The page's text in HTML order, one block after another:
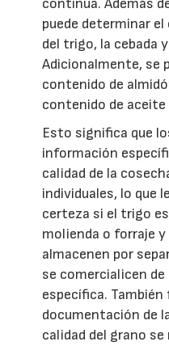
continua. Además
puede determinar
del trigo, la cebada
Adicionalmente, se
contenido de
contenido de aceite
Esto significa que
información
calidad de la
individuales, lo que
certeza si el trigo
molienda o forraje
almacenen por
se comercialicen de
específica.
documentación de
calidad del grano